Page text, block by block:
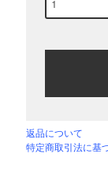
返品について
特定商取引法に基